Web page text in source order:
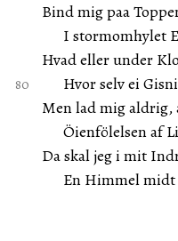
Bind mig paa
I stormomhylet
Hvad eller under
Hvor selv ei
Men lad mig aldrig,
Öienfölelsen af
Da skal jeg i mit
En Himmel midt